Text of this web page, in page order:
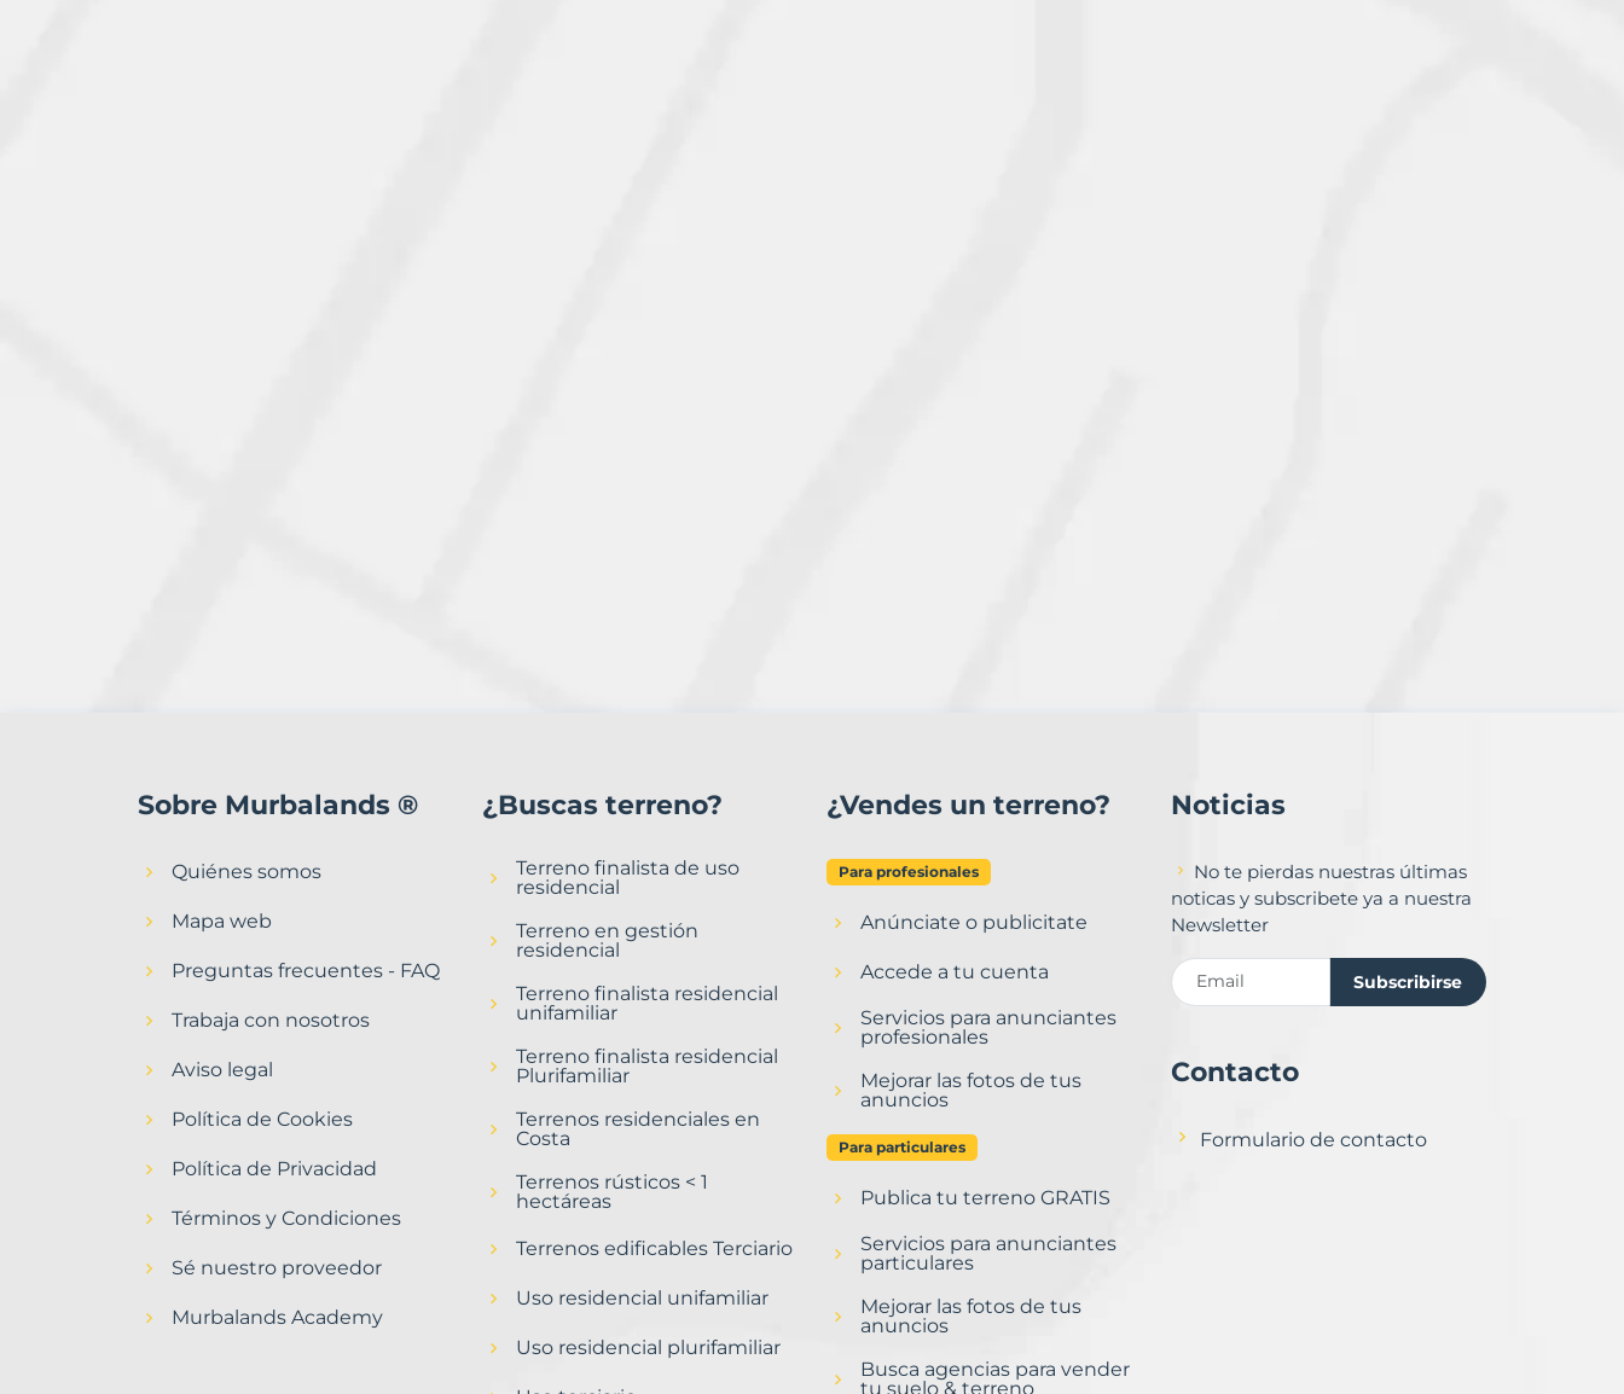
Sobre Murbalands ®
Quiénes somos
Mapa web
Preguntas frecuentes - FAQ
Trabaja con nosotros
Aviso legal
Política de Cookies
Política de Privacidad
Términos y Condiciones
Sé nuestro proveedor
Murbalands Academy
¿Buscas terreno?
Terreno finalista de uso
residencial
Terreno en gestión
residencial
Terreno finalista residencial
unifamiliar
Terreno finalista residencial
Plurifamiliar
Terrenos residenciales en
Costa
Terrenos rústicos < 1
hectáreas
Terrenos edificables Terciario
Uso residencial unifamiliar
Uso residencial plurifamiliar
¿Vendes un terreno?
Para profesionales
Anúnciate o publicitate
Accede a tu cuenta
Servicios para anunciantes
profesionales
Mejorar las fotos de tus
anuncios
Para particulares
Publica tu terreno GRATIS
Servicios para anunciantes
particulares
Mejorar las fotos de tus
anuncios
Busca agencias para vender
tu suelo & terreno
Noticias
No te pierdas nuestras últimas
noticas y subscribete ya a nuestra
Newsletter
Subscribirse
Contacto
Formulario de contacto